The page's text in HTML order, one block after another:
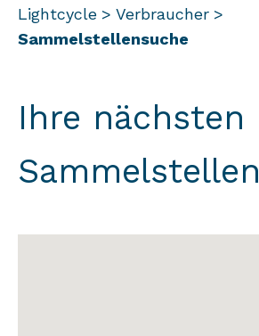
Lightcycle
Verbraucher
Sammelstellensuche
Ihre nächsten
Sammelstellen